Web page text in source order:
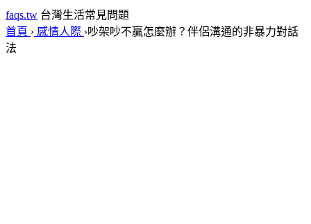
faqs.tw 台灣生活常見問題
首頁 › 感情人際 ›吵架吵不贏怎麼辦？伴侶溝通的非暴力對話
法